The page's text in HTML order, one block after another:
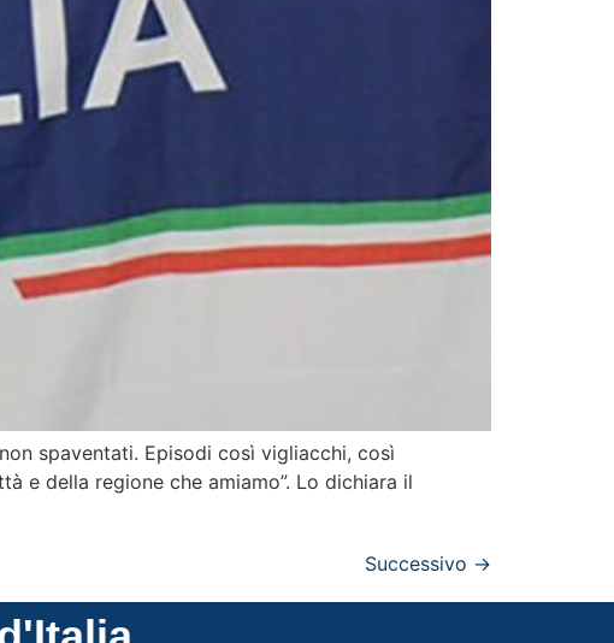
spaventati. Episodi così vigliacchi, così
e della regione che amiamo”. Lo dichiara il
Successivo →